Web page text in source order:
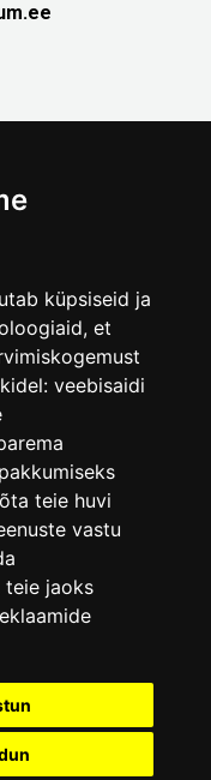
küpsiseid ja
et
veebisaidi
teie huvi
vastu
teie jaoks
МУЗЕЙ
4178